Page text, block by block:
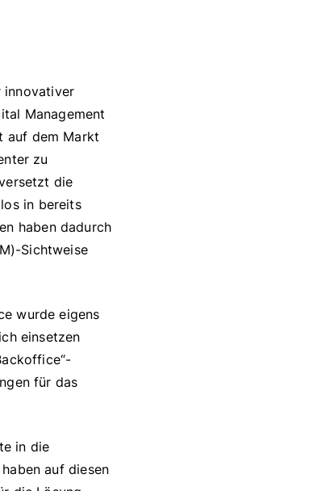
innovativer
Management
auf dem Markt
zu
die
in bereits
haben dadurch
Sichtweise
wurde eigens
einsetzen
für das
in die
auf diesen